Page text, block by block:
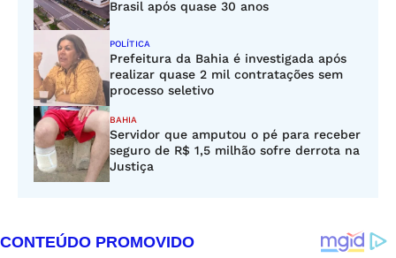
Brasil após quase 30 anos
POLÍTICA
Prefeitura da Bahia é investigada após
realizar quase 2 mil contratações sem
processo seletivo
BAHIA
Servidor que amputou o pé para receber
seguro de R$ 1,5 milhão sofre derrota na
Justiça